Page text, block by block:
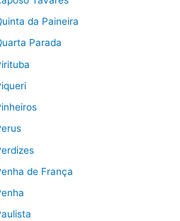
da Paineira
Parada
de França